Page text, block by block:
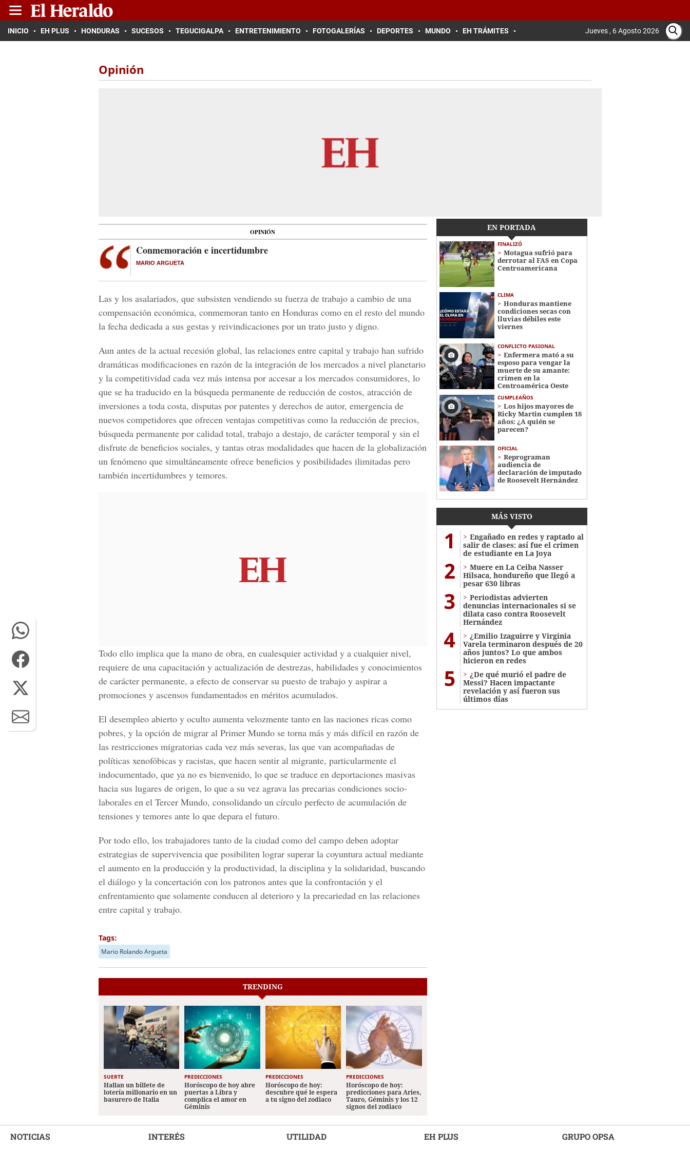
INICIO EH PLUS HONDURAS SUCESOS TEGUCIGALPA ENTRETENIMIENTO FOTOGALERÍAS DEPORTES MUNDO EH TRÁMITES Jueves , 6 Agosto 2026
Opinión
OPINIÓN
Conmemoración e incertidumbre
MARIO ARGUETA
Las y los asalariados, que subsisten vendiendo su fuerza de trabajo a cambio de una
compensación económica, conmemoran tanto en Honduras como en el resto del mundo
la fecha dedicada a sus gestas y reivindicaciones por un trato justo y digno.
Aun antes de la actual recesión global, las relaciones entre capital y trabajo han sufrido
dramáticas modificaciones en razón de la integración de los mercados a nivel planetario
y la competitividad cada vez más intensa por accesar a los mercados consumidores, lo
que se ha traducido en la búsqueda permanente de reducción de costos, atracción de
inversiones a toda costa, disputas por patentes y derechos de autor, emergencia de
nuevos competidores que ofrecen ventajas competitivas como la reducción de precios,
búsqueda permanente por calidad total, trabajo a destajo, de carácter temporal y sin el
disfrute de beneficios sociales, y tantas otras modalidades que hacen de la globalización
un fenómeno que simultáneamente ofrece beneficios y posibilidades ilimitadas pero
también incertidumbres y temores.
Todo ello implica que la mano de obra, en cualesquier actividad y a cualquier nivel,
requiere de una capacitación y actualización de destrezas, habilidades y conocimientos
de carácter permanente, a efecto de conservar su puesto de trabajo y aspirar a
promociones y ascensos fundamentados en méritos acumulados.
El desempleo abierto y oculto aumenta velozmente tanto en las naciones ricas como
pobres, y la opción de migrar al Primer Mundo se torna más y más difícil en razón de
las restricciones migratorias cada vez más severas, las que van acompañadas de
políticas xenofóbicas y racistas, que hacen sentir al migrante, particularmente el
indocumentado, que ya no es bienvenido, lo que se traduce en deportaciones masivas
hacia sus lugares de origen, lo que a su vez agrava las precarias condiciones socio-
laborales en el Tercer Mundo, consolidando un círculo perfecto de acumulación de
tensiones y temores ante lo que depara el futuro.
Por todo ello, los trabajadores tanto de la ciudad como del campo deben adoptar
estrategias de supervivencia que posibiliten lograr superar la coyuntura actual mediante
el aumento en la producción y la productividad, la disciplina y la solidaridad, buscando
el diálogo y la concertación con los patronos antes que la confrontación y el
enfrentamiento que solamente conducen al deterioro y la precariedad en las relaciones
entre capital y trabajo.
Tags:
Mario Rolando Argueta
EN PORTADA
FINALIZÓ
Motagua sufrió para
derrotar al FAS en Copa
Centroamericana
CLIMA
Honduras mantiene
condiciones secas con
lluvias débiles este
viernes
CONFLICTO PASIONAL
Enfermera mató a su
esposo para vengar la
muerte de su amante:
crimen en la
Centroamérica Oeste
CUMPLEAÑOS
Los hijos mayores de
Ricky Martin cumplen 18
años: ¿A quién se
parecen?
OFICIAL
Reprograman
audiencia de
declaración de imputado
de Roosevelt Hernández
MÁS VISTO
1
Engañado en redes y raptado al
salir de clases: así fue el crimen
de estudiante en La Joya
2
Muere en La Ceiba Nasser
Hilsaca, hondureño que llegó a
pesar 630 libras
3
Periodistas advierten
denuncias internacionales si se
dilata caso contra Roosevelt
Hernández
4
¿Emilio Izaguirre y Virginia
Varela terminaron después de 20
años juntos? Lo que ambos
hicieron en redes
5
¿De qué murió el padre de
Messi? Hacen impactante
revelación y así fueron sus
últimos días
TRENDING
SUERTE
Hallan un billete de
lotería millonario en un
basurero de Italia
PREDICCIONES
Horóscopo de hoy abre
puertas a Libra y
complica el amor en
Géminis
PREDICCIONES
Horóscopo de hoy:
descubre qué le espera
a tu signo del zodiaco
PREDICCIONES
Horóscopo de hoy:
predicciones para Aries,
Tauro, Géminis y los 12
signos del zodiaco
NOTICIAS INTERÉS UTILIDAD EH PLUS GRUPO OPSA